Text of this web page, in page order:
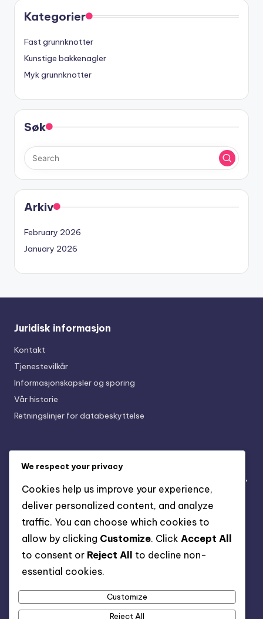
Kategorier
Fast grunnknotter
Kunstige bakkenagler
Myk grunnknotter
Søk
Arkiv
February 2026
January 2026
Juridisk informasjon
Kontakt
Tjenestevilkår
Informasjonskapsler og sporing
Vår historie
Retningslinjer for databeskyttelse
Miljøvennlige fast grunnknotter: Bærekraft, Materialer,
Design
Profesjonelle fast grunnknotter: Ytelse, Holdbarhet,
Design
Allsidige myke fotballsko: Bruk på flere overflater,
Tilpasningsevne, Design
Barnas myke fotballsko: Vekst, design, sikkerhet
Bred Passform Kunstige Bakker: Komfort, Størrelse,
Støtte
We respect your privacy
Cookies help us improve your experience,
deliver personalized content, and analyze
traffic. You can choose which cookies to
allow by clicking Customize. Click Accept All
to consent or Reject All
to decline non-
essential cookies.
Customize
Reject All